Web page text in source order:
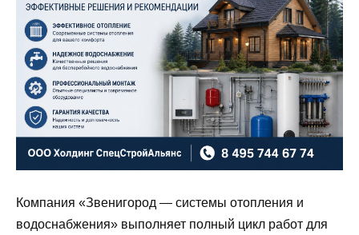
Компания «Звенигород — системы отопления и
водоснабжения» выполняет полный цикл работ для